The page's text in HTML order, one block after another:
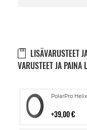
LISÄVARUSTEET
VARUSTEET JA PAINA
PolarPro
39,00 €
Lisää